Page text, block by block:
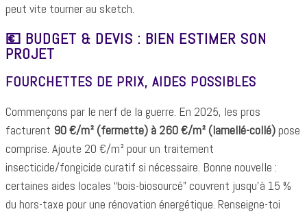
peut vite tourner au sketch.
💶 BUDGET & DEVIS : BIEN ESTIMER SON
PROJET
FOURCHETTES DE PRIX, AIDES POSSIBLES
Commençons par le nerf de la guerre. En 2025, les pros
facturent 90 €/m² (fermette) à 260 €/m² (lamellé-collé)pose
comprise. Ajoute 20 €/m² pour un traitement
insecticide/fongicide curatif si nécessaire. Bonne nouvelle :
certaines aides locales “bois-biosourcé” couvrent jusqu’à 15 %
du hors-taxe pour une rénovation énergétique. Renseigne-toi